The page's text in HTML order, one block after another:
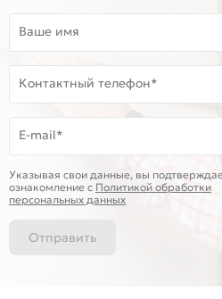
Ваше имя
Контактный телефон*
E-mail*
Указывая свои данные, вы
ознакомление c Политикой обработки
персональных данных
Отправить